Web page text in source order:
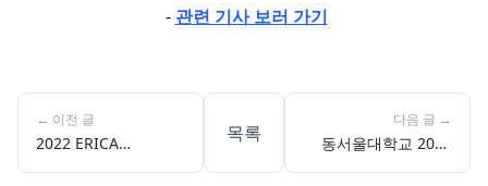
- 관련 기사 보러 가기
← 이전 글
2022 ERICA
목록
다음 글 →
동서울대학교 2022